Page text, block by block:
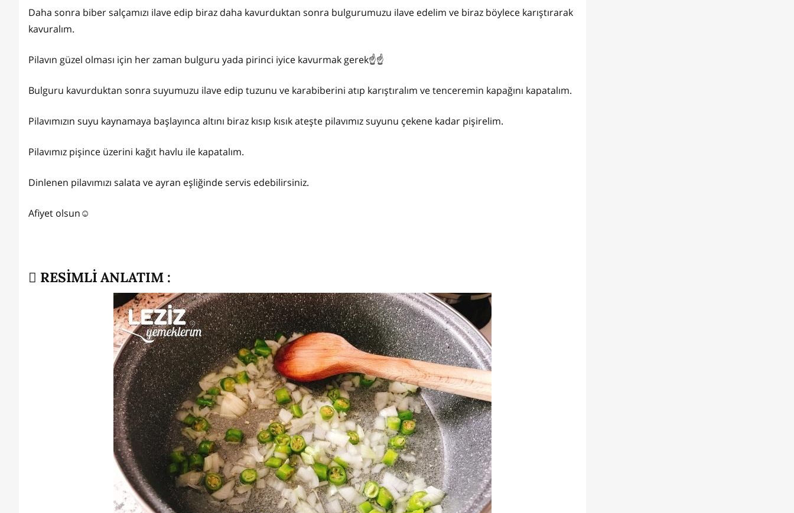
Daha sonra biber salçamızı ilave edip biraz daha kavurduktan sonra bulgurumuzu ilave edelim ve biraz böylece karıştırarak
kavuralım.
Pilavın güzel olması için her zaman bulguru yada pirinci iyice kavurmak gerek☝️☝️
Bulguru kavurduktan sonra suyumuzu ilave edip tuzunu ve karabiberini atıp karıştıralım ve tenceremin kapağını kapatalım.
Pilavımızın suyu kaynamaya başlayınca altını biraz kısıp kısık ateşte pilavımız suyunu çekene kadar pişirelim.
Pilavımız pişince üzerini kağıt havlu ile kapatalım.
Dinlenen pilavımızı salata ve ayran eşliğinde servis edebilirsiniz.
Afiyet olsun☺️
RESİMLİ ANLATIM :